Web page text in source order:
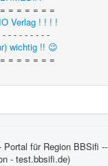
= = = = = =
Verlag ! ! ! !
- - - - - - - -
wichtig !! 😉
= = = = = =
für Region BBSifi --
- test.bbsifi.de)